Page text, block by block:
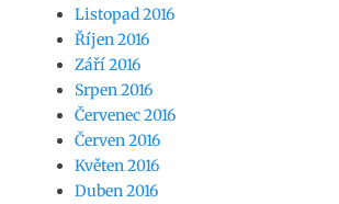
Listopad 2016
Říjen 2016
Září 2016
Srpen 2016
Červenec 2016
Červen 2016
Květen 2016
Duben 2016